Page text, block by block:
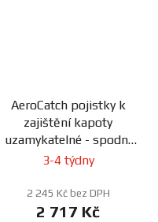
AeroCatch pojistky k
zajištění kapoty
uzamykatelné - spodní
uchycení
3-4 týdny
2 245 Kč bez DPH
2 717 Kč